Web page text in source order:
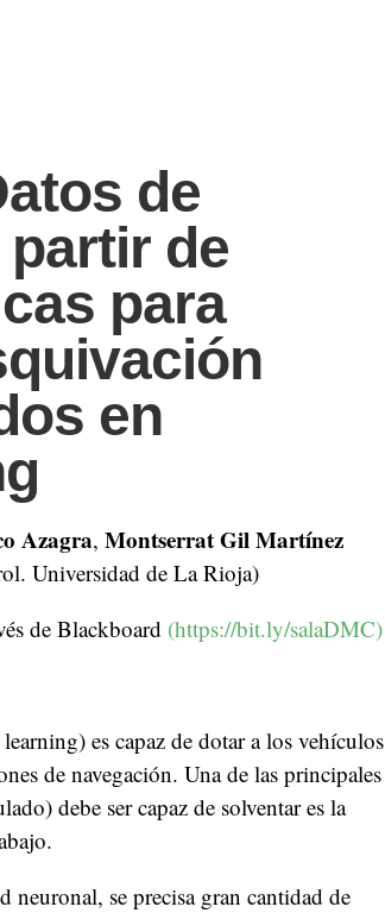
de
de
para
en
Azagra, Montserrat Gil Martínez
Universidad de La Rioja)
de Blackboard (https://bit.ly/salaDMC)
es capaz de dotar a los vehículos
de navegación. Una de las principales
debe ser capaz de solventar es la
neuronal, se precisa gran cantidad de